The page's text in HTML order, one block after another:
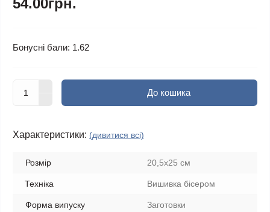
54.00грн.
Бонусні бали: 1.62
До кошика
Характеристики: (дивитися всі)
Розмір 20,5х25 см
Техніка Вишивка бісером
Форма випуску Заготовки